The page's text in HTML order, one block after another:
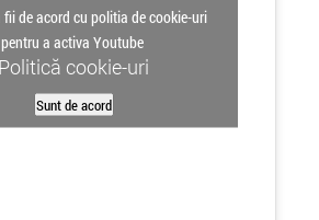
fii de acord cu politia de cookie-uri
pentru a activa Youtube
Politică cookie-uri
Sunt de acord